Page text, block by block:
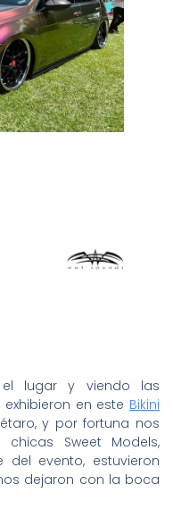
lugar y viendo las
en este Bikini
y por fortuna nos
Sweet Models,
evento, estuvieron
dejaron con la boca